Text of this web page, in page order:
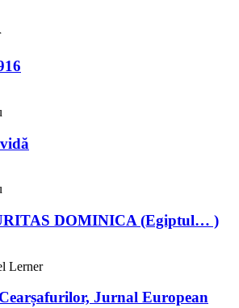
DOMINICA (Egiptul… )
Jurnal European